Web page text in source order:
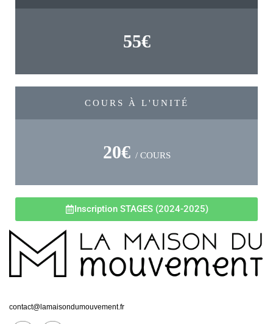
55€
COURS À L'UNITÉ
20€ / COURS
Inscription STAGES (2024-2025)
contact@lamaisondumouvement.fr